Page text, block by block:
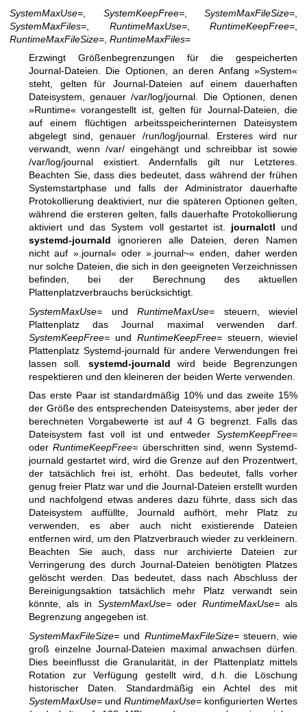
SystemMaxUse=
SystemKeepFree=, SystemMaxFileSize=
SystemMaxFiles=
RuntimeMaxUse=, RuntimeKeepFree=
RuntimeMaxFileSize= RuntimeMaxFiles=
Erzwingt Größenbegrenzungen für die gespeicherten
Journal-Dateien. Die Optionen, an deren Anfang »System«
steht, gelten für Journal-Dateien auf einem dauerhaften
Dateisystem, genauer /var/log/journal. Die Optionen, denen
»Runtime« vorangestellt ist, gelten für Journal-Dateien, die
auf einem flüchtigen arbeitsspeicherinternen Dateisystem
abgelegt sind, genauer /run/log/journal. Ersteres wird nur
verwandt, wenn /var/ eingehängt und schreibbar ist sowie
/var/log/journal existiert. Andernfalls gilt nur Letzteres.
Beachten Sie, dass dies bedeutet, dass während der frühen
Systemstartphase und falls der Administrator dauerhafte
Protokollierung deaktiviert, nur die späteren Optionen gelten,
während die ersteren gelten, falls dauerhafte Protokollierung
aktiviert und das System voll gestartet ist. journalctl und
systemd-journald ignorieren alle Dateien, deren Namen
nicht auf ».journal« oder ».journal~« enden, daher werden
nur solche Dateien, die sich in den geeigneten Verzeichnissen
befinden, bei der Berechnung des aktuellen
Plattenplatzverbrauchs berücksichtigt.
SystemMaxUse= und RuntimeMaxUse= steuern, wieviel
Plattenplatz das Journal maximal verwenden darf.
SystemKeepFree= und RuntimeKeepFree= steuern, wieviel
Plattenplatz Systemd-journald für andere Verwendungen frei
lassen soll. systemd-journald wird beide Begrenzungen
respektieren und den kleineren der beiden Werte verwenden.
Das erste Paar ist standardmäßig 10% und das zweite 15%
der Größe des entsprechenden Dateisystems, aber jeder der
berechneten Vorgabewerte ist auf 4 G begrenzt. Falls das
Dateisystem fast voll ist und entweder SystemKeepFree=
oderRuntimeKeepFree= überschritten sind, wenn Systemd-
journald gestartet wird, wird die Grenze auf den Prozentwert,
der tatsächlich frei ist, erhöht. Das bedeutet, falls vorher
genug freier Platz war und die Journal-Dateien erstellt wurden
und nachfolgend etwas anderes dazu führte, dass sich das
Dateisystem auffüllte, Journald aufhört, mehr Platz zu
verwenden, es aber auch nicht existierende Dateien
entfernen wird, um den Platzverbrauch wieder zu verkleinern.
Beachten Sie auch, dass nur archivierte Dateien zur
Verringerung des durch Journal-Dateien benötigten Platzes
gelöscht werden. Das bedeutet, dass nach Abschluss der
Bereinigungsaktion tatsächlich mehr Platz verwandt sein
könnte, als in SystemMaxUse=oder RuntimeMaxUse=als
Begrenzung angegeben ist.
SystemMaxFileSize= und RuntimeMaxFileSize=steuern, wie
groß einzelne Journal-Dateien maximal anwachsen dürfen.
Dies beeinflusst die Granularität, in der Plattenplatz mittels
Rotation zur Verfügung gestellt wird, d.h. die Löschung
historischer Daten. Standardmäßig ein Achtel des mit
SystemMaxUse= und RuntimeMaxUse= konfigurierten Wertes